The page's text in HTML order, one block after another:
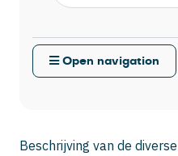
Beschrijving van de
Open navigation